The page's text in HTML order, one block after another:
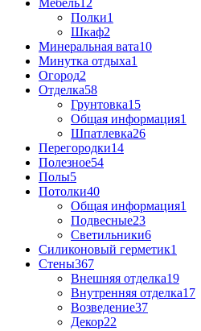
Полки1
Шкаф2
Минеральная вата10
Минутка отдыха1
Огород2
Отделка58
Грунтовка15
Общая информация1
Шпатлевка26
Перегородки14
Полезное54
Полы5
Потолки40
Общая информация1
Подвесные23
Светильники6
Силиконовый герметик1
Стены367
Внешняя отделка19
Внутренняя отделка17
Возведение37
Декор22